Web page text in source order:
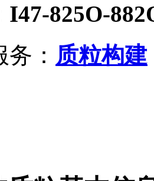
I47-825O-
： 质粒构建